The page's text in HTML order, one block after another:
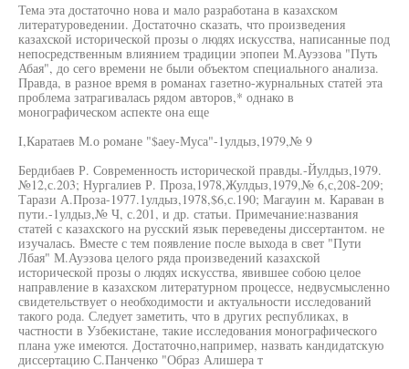
Тема эта достаточно нова и мало разработана в казахском
литературоведении. Достаточно сказать, что произведения
казахской исторической прозы о людях искусства, написанные под
непосредственным влиянием традиции эпопеи М.Ауэзова "Путь
Абая", до сего времени не были объектом специального анализа.
Правда, в разное время в романах газетно-журнальных статей эта
проблема затрагивалась рядом авторов,* однако в
монографическом аспекте она еще
I,Каратаев М.о романе "$аеу-Муса"-1улдыз,1979,№ 9
Бердибаев Р. Современность исторической правды.-Йулдыз,1979.
№12,с.203; Нургалиев Р. Проза,1978,Жулдыз,1979,№ 6,с,208-209;
Тарази А.Проза-1977.1улдыз,1978,$6,с.190; Магауин м. Караван в
пути.-1улдыз,№ Ч, с.201, и др. статьи. Примечание:названия
статей с казахского на русский язык переведены диссертантом. не
изучалась. Вместе с тем появление после выхода в свет "Пути
Лбая" М.Ауэзова целого ряда произведений казахской
исторической прозы о людях искусства, явившее собою целое
направление в казахском литературном процессе, недвусмысленно
свидетельствует о необходимости и актуальности исследований
такого рода. Следует заметить, что в других республиках, в
частности в Узбекистане, такие исследования монографического
плана уже имеются. Достаточно,например, назвать кандидатскую
диссертацию С.Панченко "Образ Алишера т